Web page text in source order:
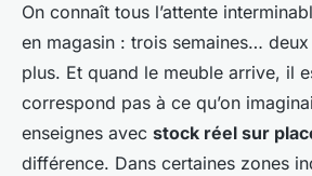
On connaît tous l’attente
en magasin : trois semaines…
plus. Et quand le meuble arrive, il
correspond pas à ce qu’on
enseignes avec stock réel sur
différence. Dans certaines zones